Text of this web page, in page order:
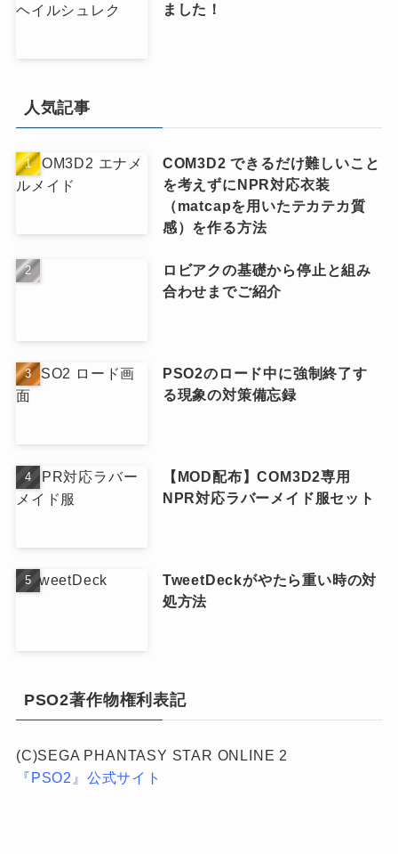
ました！
人気記事
COM3D2 できるだけ難しいこと
を考えずにNPR対応衣装
（matcapを用いたテカテカ質
感）を作る方法
ロビアクの基礎から停止と組み
合わせまでご紹介
PSO2のロード中に強制終了す
る現象の対策備忘録
【MOD配布】COM3D2専用
NPR対応ラバーメイド服セット
TweetDeckがやたら重い時の対
処方法
PSO2著作物権利表記
(C)SEGA PHANTASY STAR ONLINE 2
『PSO2』公式サイト